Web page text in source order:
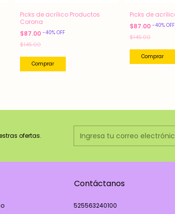
Picks de acrílico Productos
Corona
$87.00 -40% OFF
$145.00
Picks de
$87.00 -40% OFF
$145.00
ofertas.
Contáctanos
525563240100